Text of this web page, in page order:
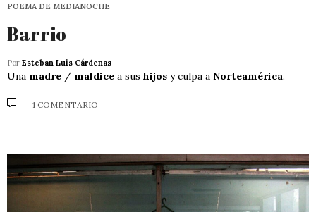
POEMA DE MEDIANOCHE
Barrio
Por Esteban Luis Cárdenas
Una madre / maldice a sus hijos y culpa a Norteamérica.
1 COMENTARIO